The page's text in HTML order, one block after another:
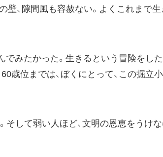
、隙間風も容赦ない。よくこれまで
でみたかった。生きるという冒険をし
歳位までは、ぼくにとって、この掘立
そして弱い人ほど、文明の恩恵をうけ